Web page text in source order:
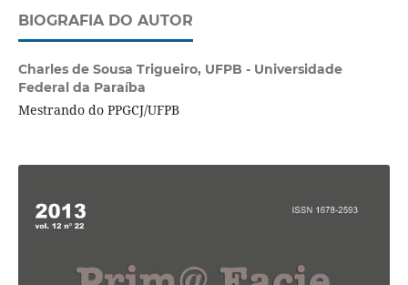
BIOGRAFIA DO AUTOR
Charles de Sousa Trigueiro, UFPB - Universidade
Federal da Paraíba
Mestrando do PPGCJ/UFPB